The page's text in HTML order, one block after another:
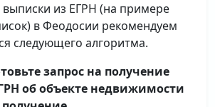
из ЕГРН (на примере
в Феодосии рекомендуем
следующего алгоритма.
запрос на получение
об объекте недвижимости